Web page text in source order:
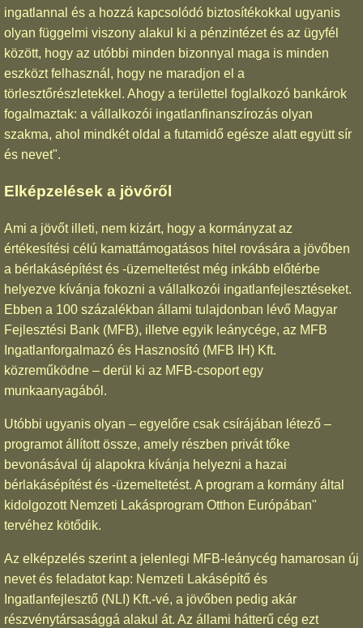
ingatlannal és a hozzá kapcsolódó biztosítékokkal ugyanis
olyan függelmi viszony alakul ki a pénzintézet és az ügyfél
között, hogy az utóbbi minden bizonnyal maga is minden
eszközt felhasznál, hogy ne maradjon el a
törlesztőrészletekkel. Ahogy a területtel foglalkozó bankárok
fogalmaztak: a vállalkozói ingatlanfinanszírozás olyan
szakma, ahol mindkét oldal a futamidő egésze alatt együtt sír
és nevet".
Elképzelések a jövőről
Ami a jövőt illeti, nem kizárt, hogy a kormányzat az
értékesítési célú kamattámogatásos hitel rovására a jövőben
a bérlakásépítést és -üzemeltetést még inkább előtérbe
helyezve kívánja fokozni a vállalkozói ingatlanfejlesztéseket.
Ebben a 100 százalékban állami tulajdonban lévő Magyar
Fejlesztési Bank (MFB), illetve egyik leánycége, az MFB
Ingatlanforgalmazó és Hasznosító (MFB IH) Kft.
közreműködne – derül ki az MFB-csoport egy
munkaanyagából.
Utóbbi ugyanis olyan – egyelőre csak csírájában létező –
programot állított össze, amely részben privát tőke
bevonásával új alapokra kívánja helyezni a hazai
bérlakásépítést és -üzemeltetést. A program a kormány által
kidolgozott Nemzeti Lakásprogram Otthon Európában"
tervéhez kötődik.
Az elképzelés szerint a jelenlegi MFB-leánycég hamarosan új
nevet és feladatot kap: Nemzeti Lakásépítő és
Ingatlanfejlesztő (NLI) Kft.-vé, a jövőben pedig akár
részvénytársasággá alakul át. Az állami hátterű cég ezt